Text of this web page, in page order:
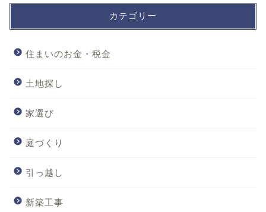
カテゴリー
住まいのお金・税金
土地探し
家選び
庭づくり
引っ越し
新築工事